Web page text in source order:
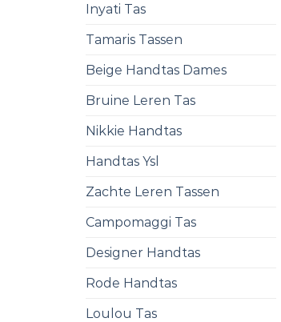
Inyati Tas
Tamaris Tassen
Beige Handtas Dames
Bruine Leren Tas
Nikkie Handtas
Handtas Ysl
Zachte Leren Tassen
Campomaggi Tas
Designer Handtas
Rode Handtas
Loulou Tas